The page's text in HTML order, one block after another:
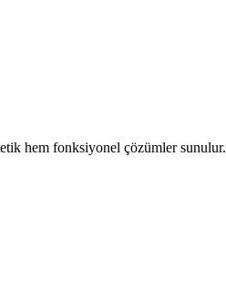
hem fonksiyonel çözümler sunulur.